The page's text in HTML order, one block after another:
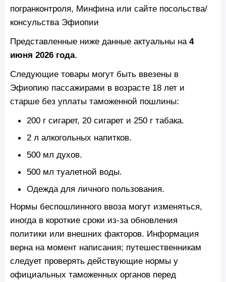
погранконтроля, Минфина или сайте посольства/
консульства Эфиопии
Представленные ниже данные актуальны на 4
июня 2026 года.
Следующие товары могут быть ввезены в
Эфиопию пассажирами в возрасте 18 лет и
старше без уплаты таможенной пошлины:
200 г сигарет, 20 сигарет и 250 г табака.
2 л алкогольных напитков.
500 мл духов.
500 мл туалетной воды.
Одежда для личного пользования.
Нормы беспошлинного ввоза могут изменяться,
иногда в короткие сроки из-за обновления
политики или внешних факторов. Информация
верна на момент написания; путешественникам
следует проверять действующие нормы у
официальных таможенных органов перед